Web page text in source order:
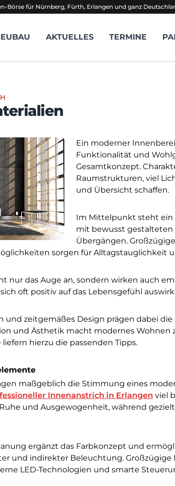
Börse für Nürnberg, Fürth, Erlangen und ganz
AKTUELLES TERMINE
Ein moderner
Funktionalität und
Gesamtkonzept.
Raumstrukturen, viel
und Übersicht schaffen.
Im Mittelpunkt steht ein
mit bewusst gestalteten
Übergängen.
sorgen für Alltagstauglichkeit
nur das Auge an, sondern wirken auch
oft positiv auf das Lebensgefühl
und zeitgemäßes Design prägen dabei die
und Ästhetik macht modernes Wohnen
hierzu die passenden Tipps.
maßgeblich die Stimmung eines
Innenanstrich in Erlangen viel
und Ausgewogenheit, während
ergänzt das Farbkonzept und
und indirekter Beleuchtung. Großzügige
LED-Technologien und smarte